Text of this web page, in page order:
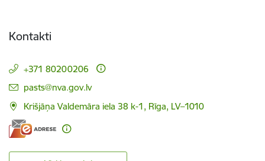
Kontakti
+371 80200206
E-pasts:
pasts@nva.gov.lv
Krišjāņa Valdemāra iela 38 k-1, Rīga, LV–1010